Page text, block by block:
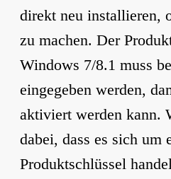
direkt neu installieren,
zu machen. Der
Windows 7/8.1 muss
eingegeben werden,
aktiviert werden kann.
dabei, dass es sich um
Produktschlüssel